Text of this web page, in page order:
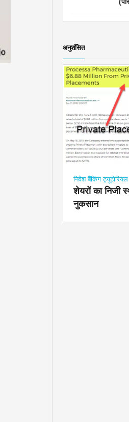
अनुशंसित
निवेश बैंकिंग ट्यूटोरियल
शेयरों का निजी
नुकसान